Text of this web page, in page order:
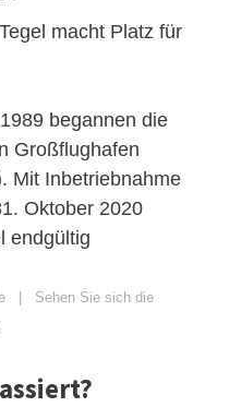
macht Platz für
begannen die
Großflughafen
Mit Inbetriebnahme
Oktober 2020
endgültig
| Sehen Sie sich die